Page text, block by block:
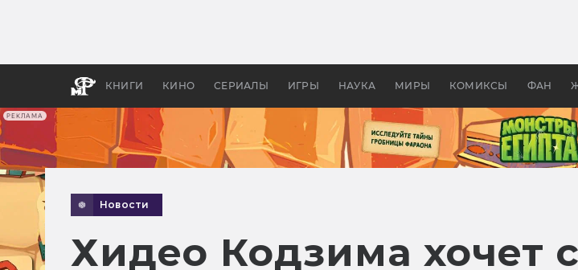
РЕКЛАМА
КНИГИ КИНО СЕРИАЛЫ ИГРЫ НАУКА МИРЫ КОМИКСЫ ФАН
бы «Властелина колец»
Новости
Хидео Кодзима хочет